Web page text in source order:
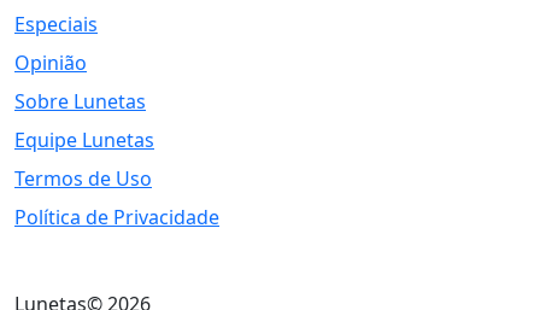
Especiais
Opinião
Sobre Lunetas
Equipe Lunetas
Termos de Uso
Política de Privacidade
Lunetas© 2026